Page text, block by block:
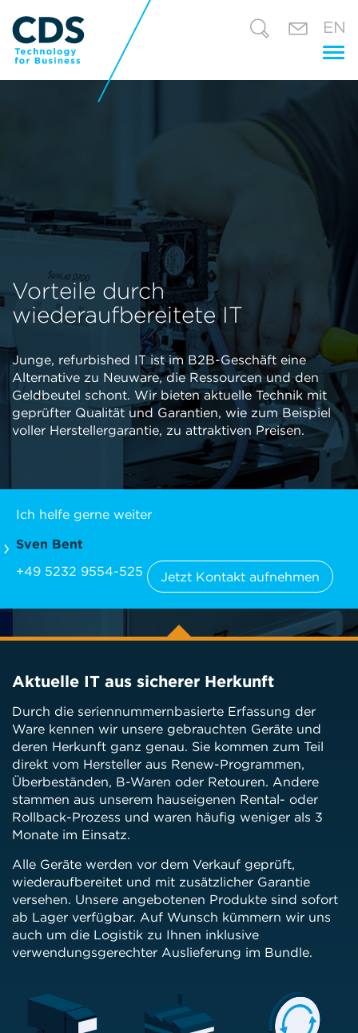
EN
Ich helfe gerne weiter
Sven Bent
+49 5232 9554-525
Jetzt Kontakt aufnehmen
Vorteile durch
wiederaufbereitete IT
Junge, refurbished IT ist im B2B-Geschäft eine
Alternative zu Neuware, die Ressourcen und den
Geldbeutel schont. Wir bieten aktuelle Technik mit
geprüfter Qualität und Garantien, wie zum Beispiel
voller Herstellergarantie, zu attraktiven Preisen.
Aktuelle IT aus sicherer Herkunft
Durch die seriennummernbasierte Erfassung der
Ware kennen wir unsere gebrauchten Geräte und
deren Herkunft ganz genau. Sie kommen zum Teil
direkt vom Hersteller aus Renew-Programmen,
Überbeständen, B-Waren oder Retouren. Andere
stammen aus unserem hauseigenen Rental- oder
Rollback-Prozess und waren häufig weniger als 3
Monate im Einsatz.
Alle Geräte werden vor dem Verkauf geprüft,
wiederaufbereitet und mit zusätzlicher Garantie
versehen. Unsere angebotenen Produkte sind sofort
ab Lager verfügbar. Auf Wunsch kümmern wir uns
auch um die Logistik zu Ihnen inklusive
verwendungsgerechter Auslieferung im Bundle.